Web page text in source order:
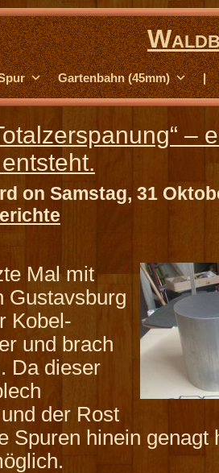
Gartenbahn (45mm) |
–
on Samstag, 31
Mal mit
Gustavsburg
Kobel-
und brach
Da dieser
der Rost
Spuren hinein genagt